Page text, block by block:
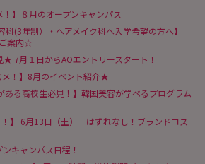
！】８月のオープンキャンパス
科(3年制）・ヘアメイク科へ入学希望の方へ】
案内☆
7月１日からAOエントリースタート！
メ！】8月のイベント紹介★
ある高校生必見！】韓国美容が学べるプログラム
！】 6月13日（土） はずれなし！ブランドコス
キャンパス日程！